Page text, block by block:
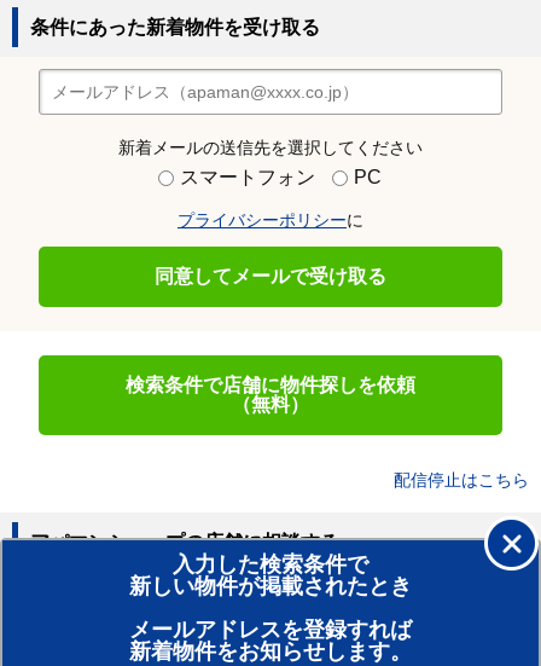
条件にあった新着物件を受け取る
新着メールの送信先を選択してください
スマートフォン PC
プライバシーポリシーに
同意してメールで受け取る
検索条件で店舗に物件探しを依頼
（無料）
配信停止はこちら
入力した検索条件で
新しい物件が掲載されたとき
メールアドレスを登録すれば
新着物件をお知らせします。
アパマンショップの店舗に相談する
賃貸のプロがお部屋探し！
おまかせ物件リクエスト